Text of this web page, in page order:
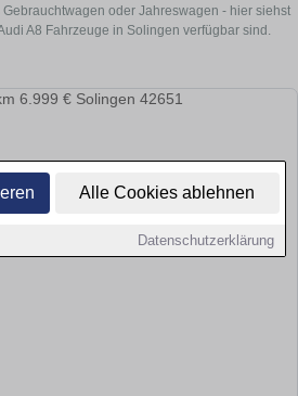
Alle Cookies ablehnen
Datenschutzerklärung
oder Jahreswagen - hier siehst
A8 Fahrzeuge in Solingen verfügbar sind.